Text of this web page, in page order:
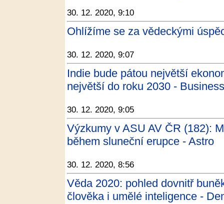
30. 12. 2020, 9:10
Ohlížíme se za vědeckými
30. 12. 2020, 9:07
Indie bude pátou největší
největší do roku 2030 -
30. 12. 2020, 9:05
Výzkumy v ASU AV ČR (182):
během sluneční erupce - Astro
30. 12. 2020, 8:56
Věda 2020: pohled dovnitř
člověka i umělé inteligence -